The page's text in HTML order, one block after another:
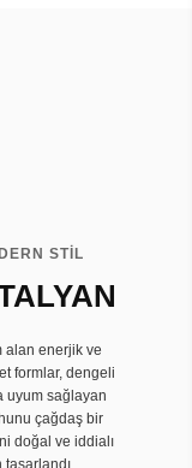
STİL
alan enerjik ve
formlar, dengeli
uyum sağlayan
çağdaş bir
doğal ve iddialı